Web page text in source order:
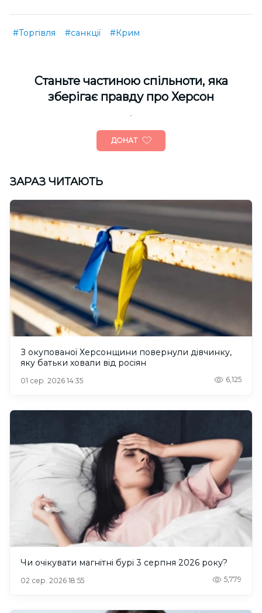
#Торгівля #санкції #Крим
Cтаньте частиною спільноти, яка
зберігає правду про Херсон
ДОНАТ
ЗАРАЗ ЧИТАЮТЬ
З окупованої Херсонщини повернули дівчинку,
яку батьки ховали від росіян
01 сер. 2026 14:35 6,125
Чи очікувати магнітні бурі 3 серпня 2026 року?
02 сер. 2026 18:55 5,779